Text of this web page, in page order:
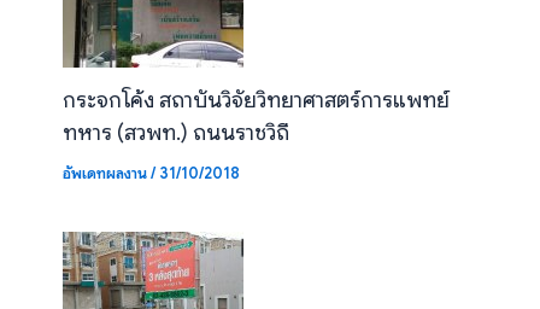
กระจกโค้ง สถาบันวิจัยวิทยาศาสตร์การแพทย์
ทหาร (สวพท.) ถนนราชวิถี
อัพเดทผลงาน/31/10/2018